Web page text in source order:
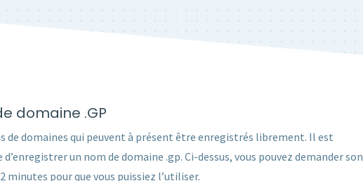
domaine .GP
de domaines qui peuvent à présent être enregistrés librement. Il est
un nom de domaine .gp. Ci-dessus, vous pouvez demander son
pour que vous puissiez l’utiliser.